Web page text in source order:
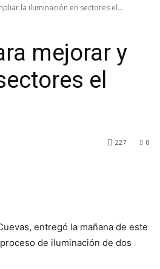
la iluminación en sectores el...
mejorar y
el
0
227
entregó la mañana de este
de iluminación de dos